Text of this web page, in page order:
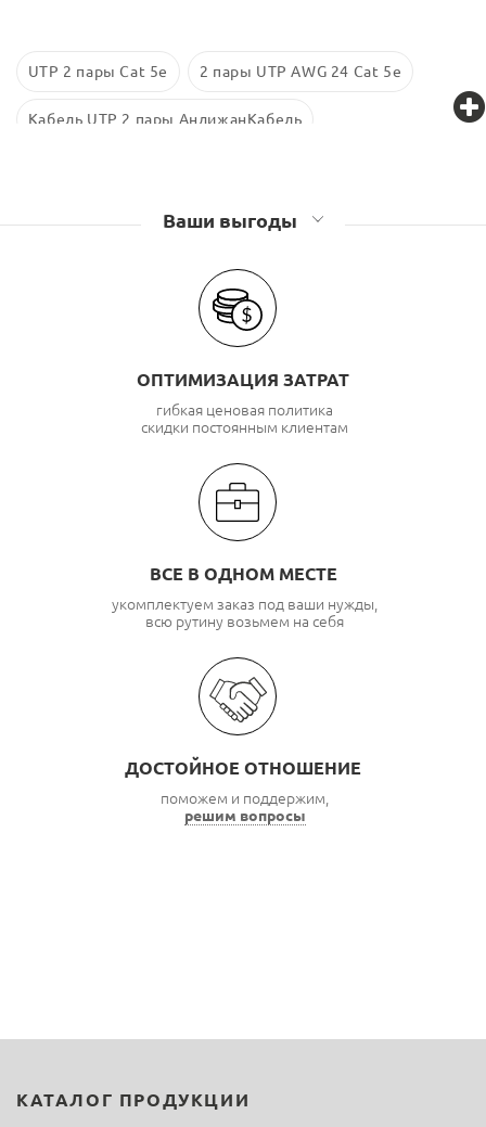
UTP 2 пары Cat 5е 2 пары UTP AWG 24 Cat 5e
Кабель UTP 2 пары АндижанКабель
Кабель UTP 2 пары NetLAN Кабель UTP 2 пары Xenius
Кабель UTP 2 пары Cabletech
Кабель UTP 2 пары Technolink
Ваши выгоды
ОПТИМИЗАЦИЯ ЗАТРАТ
гибкая ценовая политика
скидки постоянным клиентам
ВСЕ В ОДНОМ МЕСТЕ
укомплектуем заказ под ваши нужды,
всю рутину возьмем на себя
ДОСТОЙНОЕ ОТНОШЕНИЕ
поможем и поддержим,
решим вопросы
КАТАЛОГ ПРОДУКЦИИ